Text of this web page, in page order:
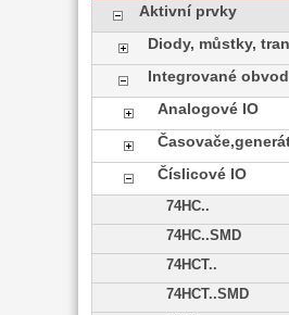
Aktivní prvky
Diody, můstky,
Integrované
Analogové IO
Číslicové IO
74HC..
74HC..SMD
74HCT..
74HCT..SMD